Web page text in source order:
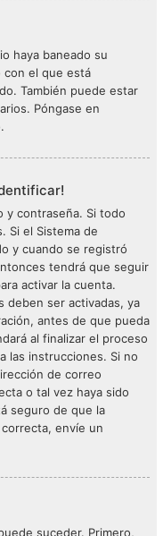
haya baneado su
con el que está
También puede estar
Póngase en
y contraseña. Si todo
Si el Sistema de
y cuando se registró
tendrá que seguir
activar la cuenta.
deben ser activadas, ya
antes de que pueda
al finalizar el proceso
las instrucciones. Si no
de correo
o tal vez haya sido
seguro de que la
envíe un
suceder. Primero,